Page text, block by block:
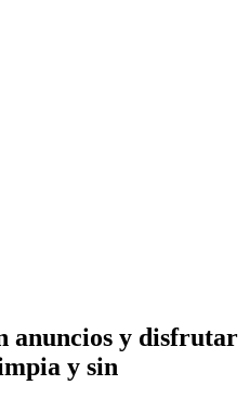
anuncios y disfrutar
y sin